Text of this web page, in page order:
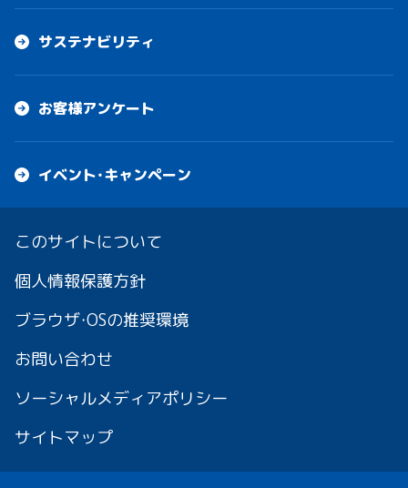
サステナビリティ
お客様アンケート
イベント・キャンペーン
このサイトについて
個人情報保護方針
ブラウザ・OSの推奨環境
お問い合わせ
ソーシャルメディアポリシー
サイトマップ